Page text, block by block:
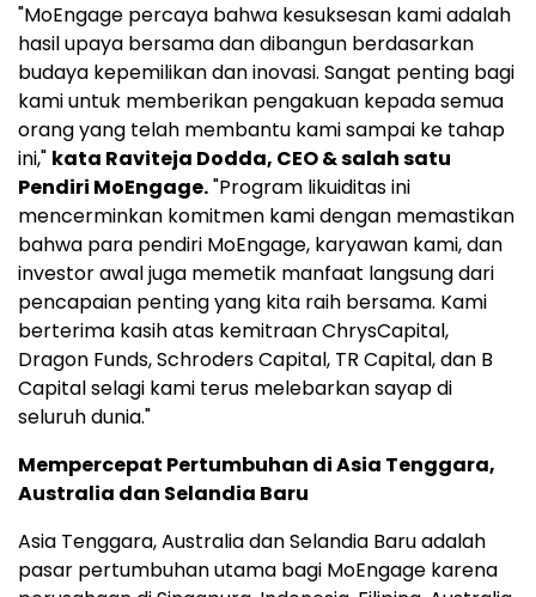
"MoEngage percaya bahwa kesuksesan kami adalah
hasil upaya bersama dan dibangun berdasarkan
budaya kepemilikan dan inovasi. Sangat penting bagi
kami untuk memberikan pengakuan kepada semua
orang yang telah membantu kami sampai ke tahap
ini," kata Raviteja Dodda, CEO & salah satu
Pendiri MoEngage."Program likuiditas ini
mencerminkan komitmen kami dengan memastikan
bahwa para pendiri MoEngage, karyawan kami, dan
investor awal juga memetik manfaat langsung dari
pencapaian penting yang kita raih bersama. Kami
berterima kasih atas kemitraan ChrysCapital,
Dragon Funds, Schroders Capital, TR Capital, dan B
Capital selagi kami terus melebarkan sayap di
seluruh dunia."
Mempercepat Pertumbuhan diAsia Tenggara,
Australia dan Selandia Baru
Asia Tenggara,AustraliadanSelandia Baruadalah
pasar pertumbuhan utama bagi MoEngage karena